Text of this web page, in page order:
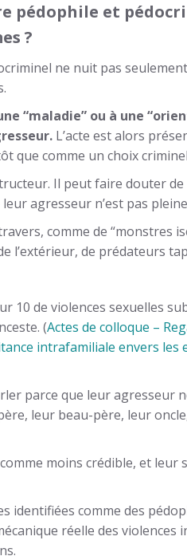
pédophile et
?
ne nuit pas
“maladie” ou à une
L’acte est alors
que comme un choix
Il peut faire douter de
agresseur n’est pas
comme de “monstres
l’extérieur, de prédateurs
10 de violences sexuelles
(Actes de colloque –
intrafamiliale envers les
parce que leur agresseur
leur beau-père, leur
moins crédible, et
identifiées comme des
réelle des violences